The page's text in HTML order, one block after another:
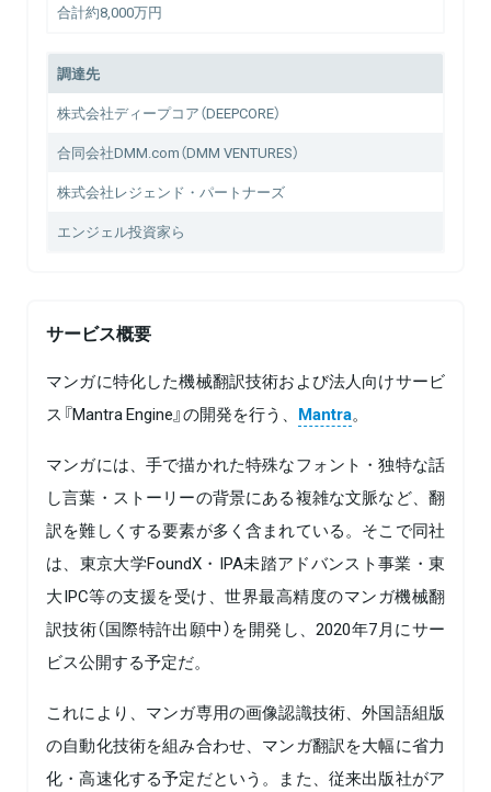
合計約8,000万円
調達先
株式会社ディープコア（DEEPCORE）
合同会社DMM.com（DMM VENTURES）
株式会社レジェンド・パートナーズ
エンジェル投資家ら
サービス概要
マンガに特化した機械翻訳技術および法人向けサービ
ス『Mantra Engine』の開発を行う、 Mantra。
マンガには、手で描かれた特殊なフォント・独特な話
し言葉・ストーリーの背景にある複雑な文脈など、翻
訳を難しくする要素が多く含まれている。そこで同社
は、東京大学FoundX・IPA未踏アドバンスト事業・東
大IPC等の支援を受け、世界最高精度のマンガ機械翻
訳技術（国際特許出願中）を開発し、2020年7月にサー
ビス公開する予定だ。
これにより、マンガ専用の画像認識技術、外国語組版
の自動化技術を組み合わせ、マンガ翻訳を大幅に省力
化・高速化する予定だという。また、従来出版社がア